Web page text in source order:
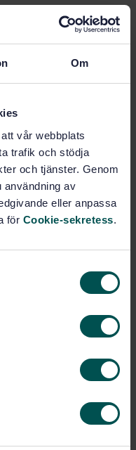
Om
vår webbplats
trafik och stödja
och tjänster. Genom
användning av
eller anpassa
för Cookie-sekretess.
12:2023
-
-
Lägg i varukorgen
Fler alternativ